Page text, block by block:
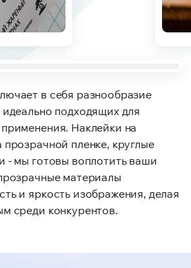
в себя разнообразие
подходящих для
Наклейки на
пленке, круглые
- мы готовы воплотить ваши
материалы
и яркость изображения, делая
среди конкурентов.